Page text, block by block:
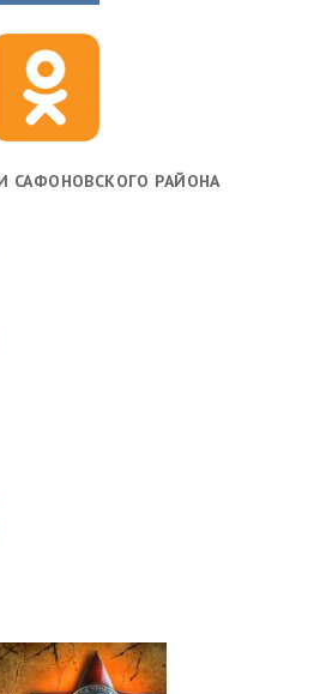
САФОНОВСКОГО РАЙОНА